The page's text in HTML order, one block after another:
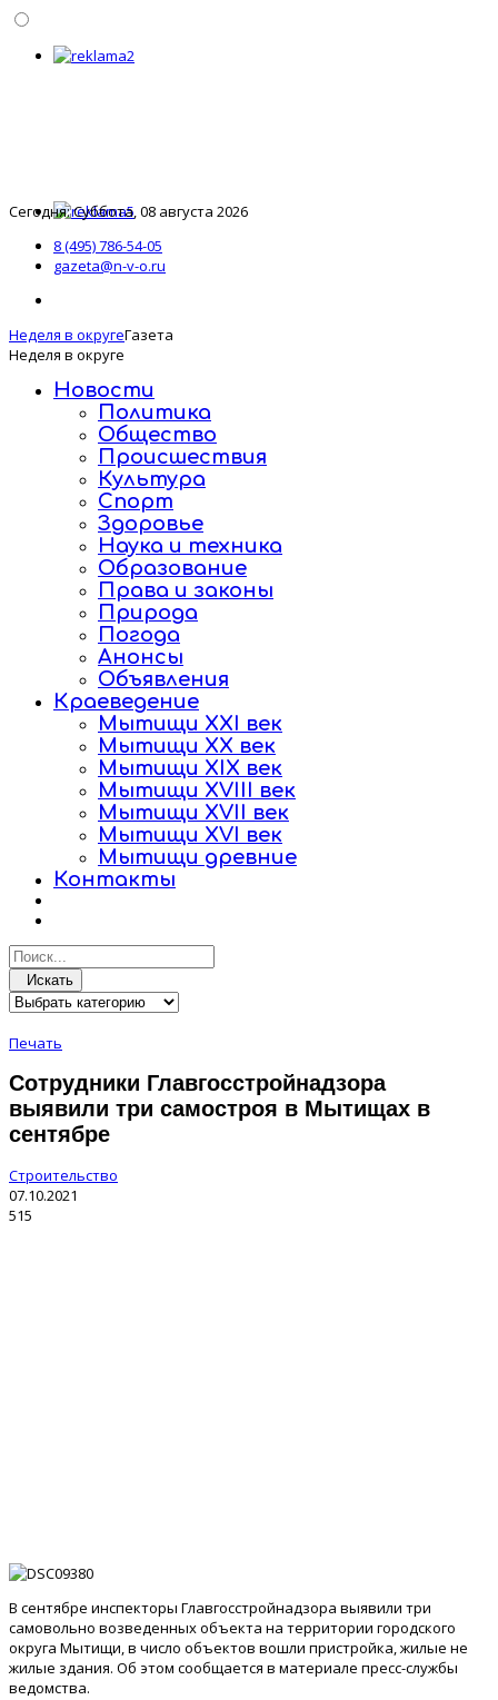
Сегодня: Суббота, 08 августа 2026
8 (495) 786-54-05
gazeta@n-v-o.ru
Неделя в округеГазета
Неделя в округе
Новости
Политика
Общество
Происшествия
Культура
Спорт
Здоровье
Наука и техника
Образование
Права и законы
Природа
Погода
Анонсы
Объявления
Краеведение
Мытищи XXI век
Мытищи XX век
Мытищи XIX век
Мытищи XVIII век
Мытищи XVII век
Мытищи XVI век
Мытищи древние
Контакты
Искать
Печать
Сотрудники Главгосстройнадзора
выявили три самостроя в Мытищах в
сентябре
Строительство
07.10.2021
515
В сентябре инспекторы Главгосстройнадзора выявили три
самовольно возведенных объекта на территории городского
округа Мытищи, в число объектов вошли пристройка, жилые не
жилые здания. Об этом сообщается в материале пресс-службы
ведомства.